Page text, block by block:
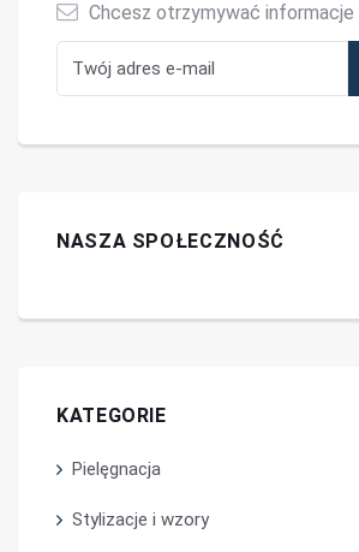
Chcesz otrzymywać informacje
NASZA SPOŁECZNOŚĆ
KATEGORIE
Pielęgnacja
Stylizacje i wzory